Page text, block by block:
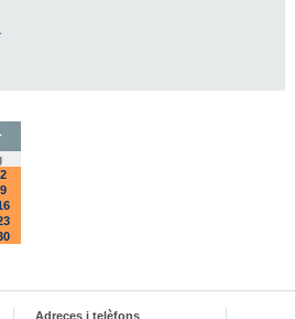
2
9
Adreces i telèfons